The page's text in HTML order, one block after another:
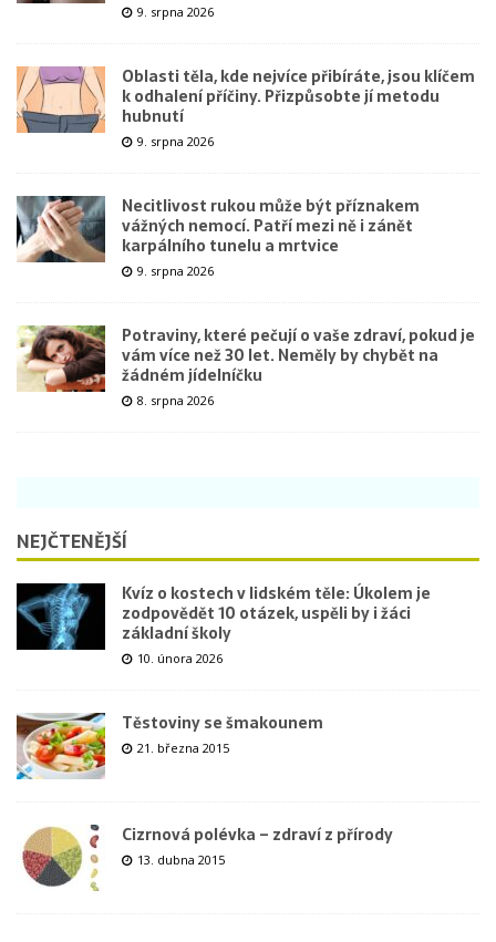
9. srpna 2026
Oblasti těla, kde nejvíce přibíráte, jsou klíčem
k odhalení příčiny. Přizpůsobte jí metodu
hubnutí
9. srpna 2026
Necitlivost rukou může být příznakem
vážných nemocí. Patří mezi ně i zánět
karpálního tunelu a mrtvice
9. srpna 2026
Potraviny, které pečují o vaše zdraví, pokud je
vám více než 30 let. Neměly by chybět na
žádném jídelníčku
8. srpna 2026
NEJČTENĚJŠÍ
Kvíz o kostech v lidském těle: Úkolem je
zodpovědět 10 otázek, uspěli by i žáci
základní školy
10. února 2026
Těstoviny se šmakounem
21. března 2015
Cizrnová polévka – zdraví z přírody
13. dubna 2015